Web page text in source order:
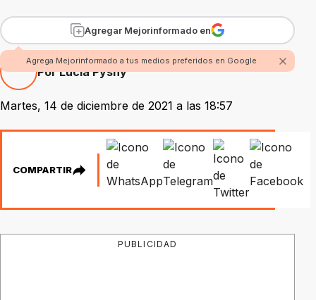
Agregar Mejorinformado en
Agrega Mejorinformado a tus medios preferidos en Google
Por Lucía Pysny
Martes, 14 de diciembre de 2021 a las 18:57
COMPARTIR
PUBLICIDAD